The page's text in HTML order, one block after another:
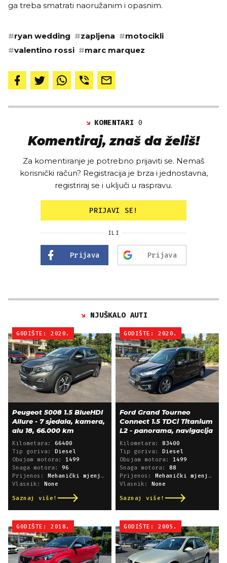
ga treba smatrati naoružanim i opasnim.
#ryan wedding #zapljena #motocikli
#valentino rossi #marc marquez
KOMENTARI0
Komentiraj, znaš da želiš!
Za komentiranje je potrebno prijaviti se. Nemaš
korisnički račun? Registracija je brza i jednostavna,
registriraj se i uključi u raspravu.
PRIJAVI SE!
ILI
Prijava Prijava
NJUŠKALO AUTI
GODIŠTE: 2020.
Peugeot 5008 1.5 BlueHDI
Allure - 7 sjedala, kamera,
alu 18, 66.000 km
Kilometara: 66400
Tip goriva:
Diesel
Obujam motora: 1499
Snaga motora: 96
Prijenos:
Mehanički mjenjač
Vlasnik:
None
Saznaj više!
GODIŠTE: 2020.
Ford Grand Tourneo
Connect 1.5 TDCi Titanium
L2 - panorama, navigacija
Kilometara: 83400
Tip goriva:
Diesel
Obujam motora: 1499
Snaga motora: 88
Prijenos:
Mehanički mjenjač
Vlasnik:
None
Saznaj više!
GODIŠTE: 2018. GODIŠTE: 2005.